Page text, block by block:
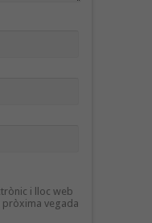
i lloc web
pròxima vegada